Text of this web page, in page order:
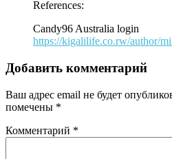
References:
Candy96 Australia login
https://kigalilife.co.rw/author/
Добавить комментарий
Ваш адрес email не будет
помечены *
Комментарий *